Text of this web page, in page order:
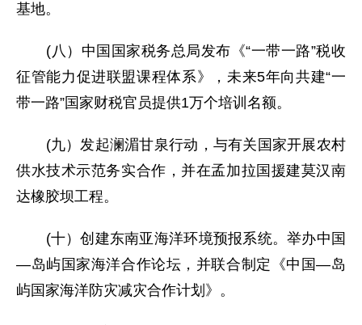
基地。
(八）中国国家税务总局发布《“一带一路”税收
征管能力促进联盟课程体系》，未来5年向共建“一
带一路”国家财税官员提供1万个培训名额。
(九）发起澜湄甘泉行动，与有关国家开展农村
供水技术示范务实合作，并在孟加拉国援建莫汉南
达橡胶坝工程。
(十）创建东南亚海洋环境预报系统。举办中国
—岛屿国家海洋合作论坛，并联合制定《中国—岛
屿国家海洋防灾减灾合作计划》。